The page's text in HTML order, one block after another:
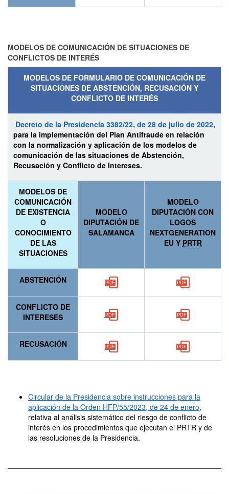
MODELOS DE COMUNICACIÓN DE SITUACIONES DE
CONFLICTOS DE INTERÉS
MODELOS DE FORMULARIO DE COMUNICACIÓN DE
SITUACIONES DE ABSTENCIÓN, RECUSACIÓN Y
CONFLICTO DE INTERÉS
Decreto de la Presidencia 3382/22, de 28 de julio de 2022,
para la implementación del Plan Antifraude en relación
con la normalización y aplicación de los modelos de
comunicación de las situaciones de Abstención,
Recusación y Conflicto de Intereses.
MODELOS DE
COMUNICACIÓN
DE EXISTENCIA
O
CONOCIMIENTO
DE LAS
SITUACIONES
MODELO
DIPUTACIÓN DE
SALAMANCA
MODELO
DIPUTACIÓN CON
LOGOS
NEXTGENERATION
EU Y PRTR
ABSTENCIÓN
CONFLICTO DE
INTERESES
RECUSACIÓN
Circular de la Presidencia sobre instrucciones para la
aplicación de la Orden HFP/55/2023, de 24 de enero,
relativa al análisis sistemático del riesgo de conflicto de
interés en los procedimientos que ejecutan el PRTR y de
las resoluciones de la Presidencia.